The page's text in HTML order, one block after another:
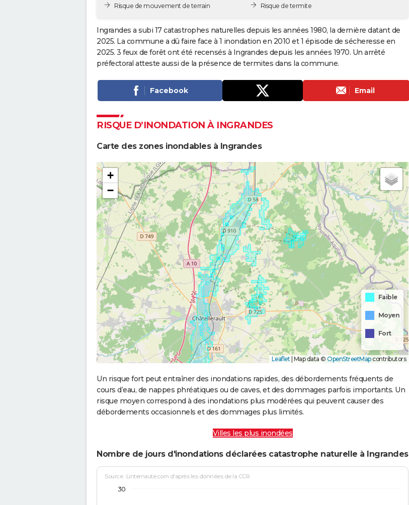
Risque de mouvement de terrain
Risque de termite
Ingrandes a subi 17 catastrophes naturelles depuis les années 1980, la dernière datant de
2025. La commune a dû faire face à 1 inondation en 2010 et 1 épisode de sécheresse en
2025. 3 feux de forêt ont été recensés à Ingrandes depuis les années 1970. Un arrêté
préfectoral atteste aussi de la présence de termites dans la commune.
Facebook Email
RISQUE D’INONDATION À INGRANDES
Carte des zones inondables à Ingrandes
+
−
Faible
Moyen
Fort
Leaflet Map data © OpenStreetMapcontributors
Un risque fort peut entraîner des inondations rapides, des débordements fréquents de
cours d’eau, de nappes phréatiques ou de caves, et des dommages parfois importants. Un
risque moyen correspond à des inondations plus modérées qui peuvent causer des
débordements occasionnels et des dommages plus limités.
Villes les plus inondées
Nombre de jours d'inondations déclarées catastrophe naturelle à Ingrandes
Source : Linternaute.com d'après les données de la CCR
30